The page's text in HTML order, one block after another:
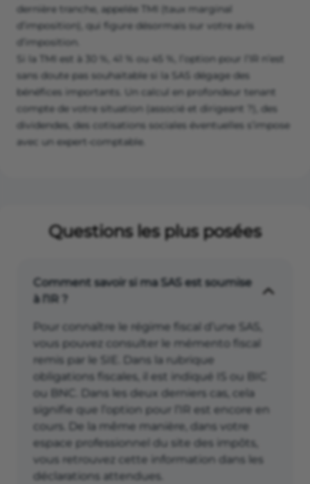
dernière tranche, appelée TMI (taux marginal
d’imposition), qui figure désormais sur votre avis
d’imposition.
Si la TMI est à 30 %, 41 % ou 45 %, l’option pour l’IR n’est
sans doute pas souhaitable si la SAS dégage des
bénéfices importants. Un calcul en profondeur tenant
compte de votre situation (associé et dirigeant ?), des
dividendes, des cotisations sociales éventuelles s’impose
avec un expert-comptable.
Questions les plus posées
Comment savoir si ma SAS est soumise
à l’IR ?
Pour connaître le régime fiscal d’une SAS,
vous pouvez consulter le mémento fiscal
remis par le SIE. Dans la rubrique
obligations fiscales, il est indiqué IS ou BIC
ou BNC. Dans les deux derniers cas, cela
signifie que l’option pour l’IR est encore en
cours. De la même manière, dans votre
espace professionnel du site des impôts,
vous retrouvez cette information dans les
déclarations attendues.